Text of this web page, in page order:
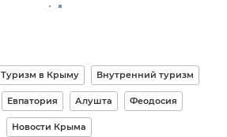
Туризм в Крыму Внутренний туризм
Евпатория Алушта Феодосия
Новости Крыма